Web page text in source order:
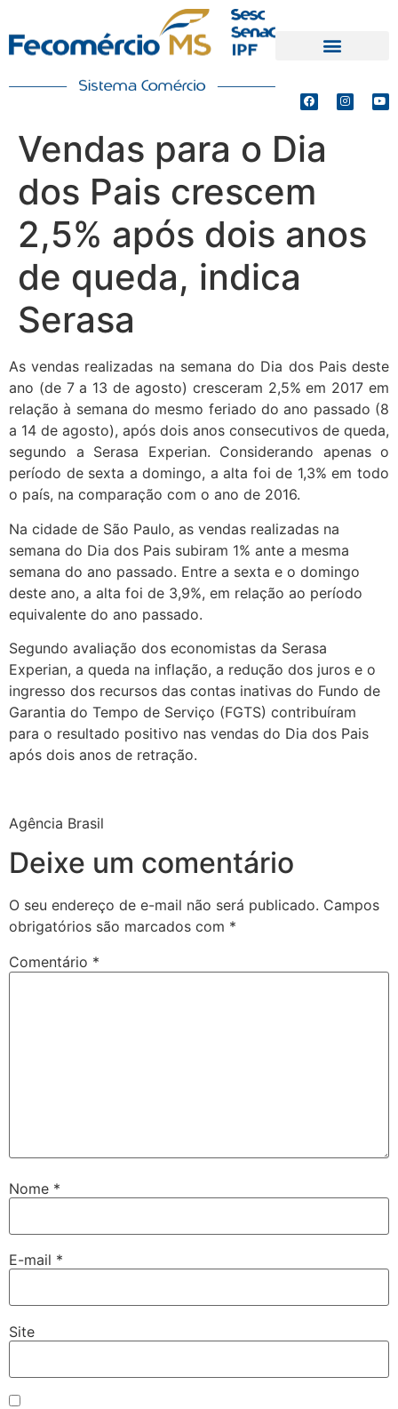
Vendas para o Dia
dos Pais crescem
2,5% após dois anos
de queda, indica
Serasa
As vendas realizadas na semana do Dia dos Pais deste
ano (de 7 a 13 de agosto) cresceram 2,5% em 2017 em
relação à semana do mesmo feriado do ano passado (8
a 14 de agosto), após dois anos consecutivos de queda,
segundo a Serasa Experian. Considerando apenas o
período de sexta a domingo, a alta foi de 1,3% em todo
o país, na comparação com o ano de 2016.
Na cidade de São Paulo, as vendas realizadas na
semana do Dia dos Pais subiram 1% ante a mesma
semana do ano passado. Entre a sexta e o domingo
deste ano, a alta foi de 3,9%, em relação ao período
equivalente do ano passado.
Segundo avaliação dos economistas da Serasa
Experian, a queda na inflação, a redução dos juros e o
ingresso dos recursos das contas inativas do Fundo de
Garantia do Tempo de Serviço (FGTS) contribuíram
para o resultado positivo nas vendas do Dia dos Pais
após dois anos de retração.
Agência Brasil
Deixe um comentário
O seu endereço de e-mail não será publicado. Campos
obrigatórios são marcados com *
Comentário *
Nome *
E-mail *
Site